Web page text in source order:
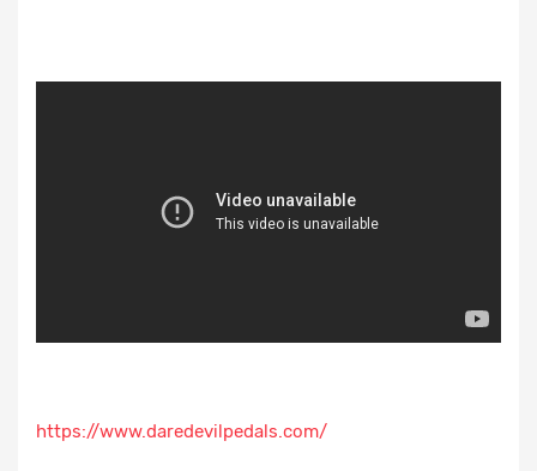
https://www.daredevilpedals.com/